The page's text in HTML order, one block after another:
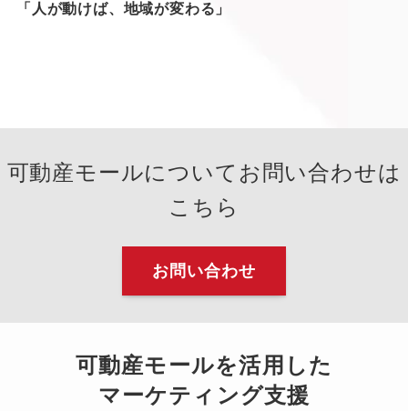
「人が動けば、地域が変わる」
可動産モールについてお問い合わせは
こちら
お問い合わせ
可動産モールを活用した
マーケティング支援